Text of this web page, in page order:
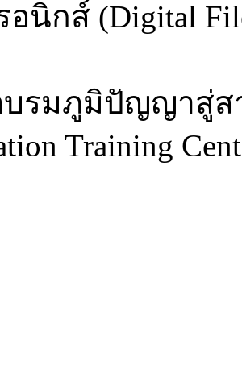
อนิกส์ (Digital
บรมภูมิปัญญาสู่ส
Training